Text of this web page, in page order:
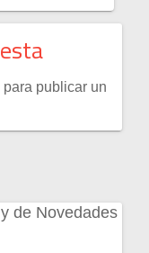
para publicar un
de Novedades